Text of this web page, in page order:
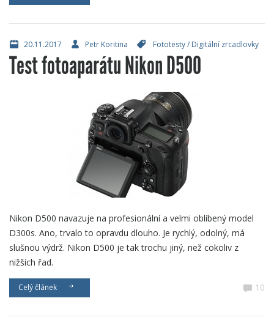
20.11.2017 Petr Koritina Fototesty/ Digitální zrcadlovky
Test fotoaparátu Nikon D500
Nikon D500 navazuje na profesionální a velmi oblíbený model
D300s. Ano, trvalo to opravdu dlouho. Je rychlý, odolný, má
slušnou výdrž. Nikon D500 je tak trochu jiný, než cokoliv z
nižších řad.
Celý článek 10